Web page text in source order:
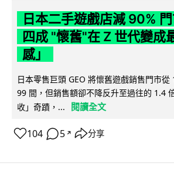
日本二手遊戲店減 90%
四成 "懷舊"在 Z 世代變成
感」
日本零售巨頭 GEO 將懷舊遊戲銷售門市從
99 間，但銷售額卻不降反升至過往的 1.4
收」奇蹟，...
閱讀全文
104 5 ↗ 分享